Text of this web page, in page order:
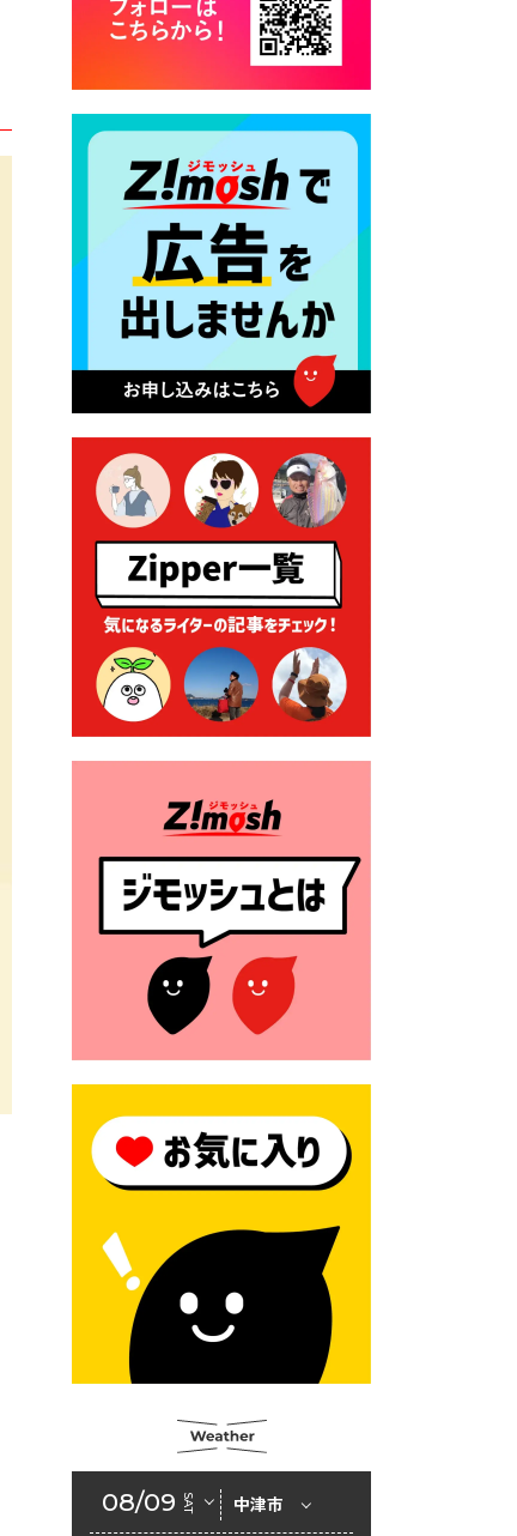
2026年7月22日 令和８年度
「こども文化パスポート事
2026年7月21日 卜仙の郷 お
盆期間の営業時間のお知らせ
2026年7月17日 バス経路検索
のご利用案内
2026年7月10日 台湾伝統音楽
団体 「北埔八音団・楽善軒」
公演開催のお知らせ
ンディング型ふるさと納税の
実施について
2026年7月9日 農地法等に係
る各種申請に係る登記事項証
明書の添付省略について
2026年7月9日 廃食用油の回
収
2026年7月7日 「おゆずりコ
ーナー」について
2026年7月1日 豊前市民プール
一般開放
（令和８年４月１日施行）
格改定
2026年6月23日 公告一覧（市
内業者対象）を更新しまし
2026年6月23日 （一財）豊前
市佐野・則尾育英会奨学生募
2026年6月18日 セアカゴケグ
モにご注意ください！
ェルターの指定
2026年6月10日 令和８年経済
センサス-活動調査
2026年6月9日 令和８年第３
回定例会「一般質問一覧表」
2026年6月5日 新婚世帯の家
2026年6月2日 戸籍に氏名の
振り仮名が記載されます
08/09 SAT 中津市